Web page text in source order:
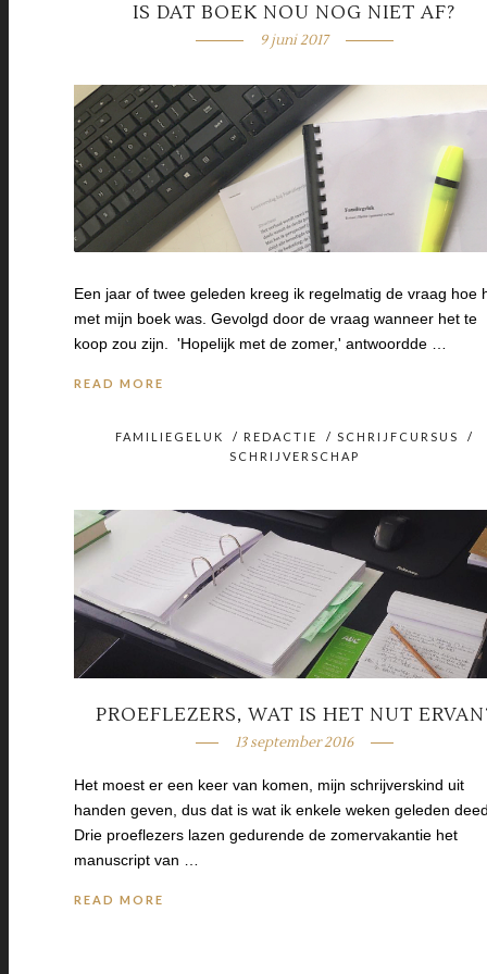
IS DAT BOEK NOU NOG NIET AF?
9 juni 2017
Een jaar of twee geleden kreeg ik regelmatig de vraag hoe
met mijn boek was. Gevolgd door de vraag wanneer het te
koop zou zijn. 'Hopelijk met de zomer,' antwoordde …
READ MORE
FAMILIEGELUK / REDACTIE / SCHRIJFCURSUS
/
SCHRIJVERSCHAP
PROEFLEZERS, WAT IS HET NUT
13 september 2016
Het moest er een keer van komen, mijn schrijverskind uit
handen geven, dus dat is wat ik enkele weken geleden
Drie proeflezers lazen gedurende de zomervakantie het
manuscript van …
READ MORE